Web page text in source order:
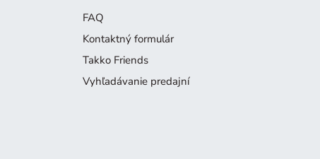
FAQ
Kontaktný formulár
Takko Friends
Vyhľadávanie predajní